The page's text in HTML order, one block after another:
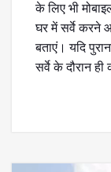
के लिए भी
घर में सर्वे करने
बताएं। यदि
सर्वे के दौरान